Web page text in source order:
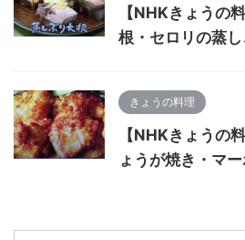
【NHKきょうの
根・セロリの蒸
きょうの料理
【NHKきょうの
ょうが焼き・マ